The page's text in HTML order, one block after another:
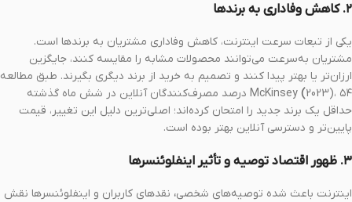
۲. کاهش وفاداری به برندها
یکی از تبعات سرعت اینترنت، کاهش وفاداری مشتریان به برندها است.
مشتریان به‌سرعت می‌توانند محصولات مشابه را مقایسه کنند، جایگزین
ارزان‌تر یا بهتر پیدا کنند و تصمیم به خرید از برند دیگری بگیرند. طبق مطالعه
McKinsey (
2023)، ۵۴ درصد مصرف‌کنندگان آنلاین در شش ماه گذشته
حداقل یک برند جدید را امتحان کرده‌اند؛ اصلی‌ترین دلیل این تغییر، قیمت
پایین‌تر و دسترسی آنلاین بهتر بوده است.
۳. ظهور اقتصاد توصیه و تأثیر اینفلوئنسرها
اینترنت باعث شده توصیه‌های شخصی، نقدهای کاربران و اینفلوئنسرها نقش